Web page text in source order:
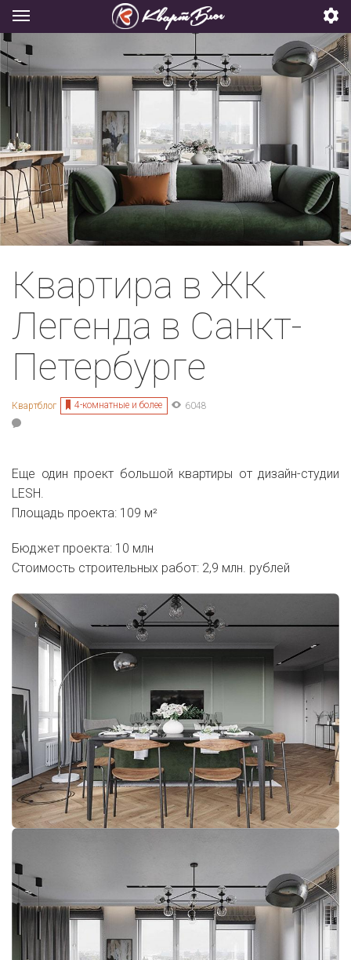
Квартира в ЖК
Легенда в Санкт-
Петербурге
Квартблог 4-комнатные и более 6048
Еще один проект большой квартиры от дизайн-студии
LESH.
Площадь проекта: 109 м²
Бюджет проекта: 10 млн
Стоимость строительных работ: 2,9 млн. рублей